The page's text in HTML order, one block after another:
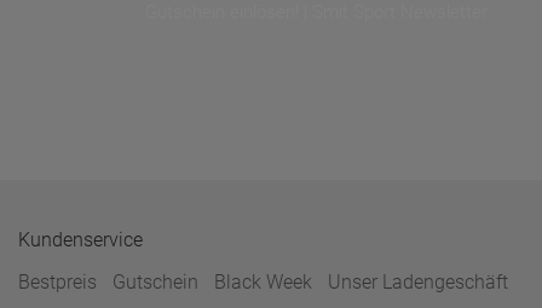
Kundenservice
Bestpreis
Gutschein Black Week
Unser Ladengeschäft